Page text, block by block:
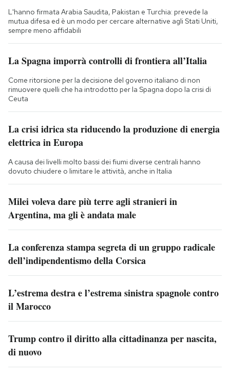
L'hanno firmata Arabia Saudita, Pakistan e Turchia: prevede la
mutua difesa ed è un modo per cercare alternative agli Stati Uniti,
sempre meno affidabili
La Spagna imporrà controlli di frontiera all’Italia
Come ritorsione per la decisione del governo italiano di non
rimuovere quelli che ha introdotto per la Spagna dopo la crisi di
Ceuta
La crisi idrica sta riducendo la produzione di energia
elettrica in Europa
A causa dei livelli molto bassi dei fiumi diverse centrali hanno
dovuto chiudere o limitare le attività, anche in Italia
Milei voleva dare più terre agli stranieri in
Argentina, ma gli è andata male
La conferenza stampa segreta di un gruppo radicale
dell’indipendentismo della Corsica
L’estrema destra e l’estrema sinistra spagnole contro
il Marocco
Trump contro il diritto alla cittadinanza per nascita,
di nuovo